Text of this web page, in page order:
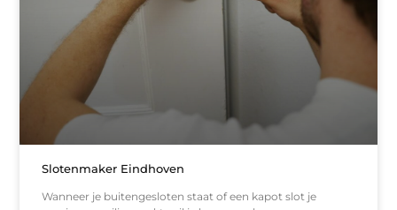
Slotenmaker Eindhoven
Wanneer je buitengesloten staat of een kapot slot je